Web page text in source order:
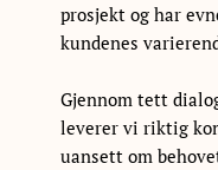
prosjekt og har
kundenes
Gjennom tett
leverer vi riktig
uansett om